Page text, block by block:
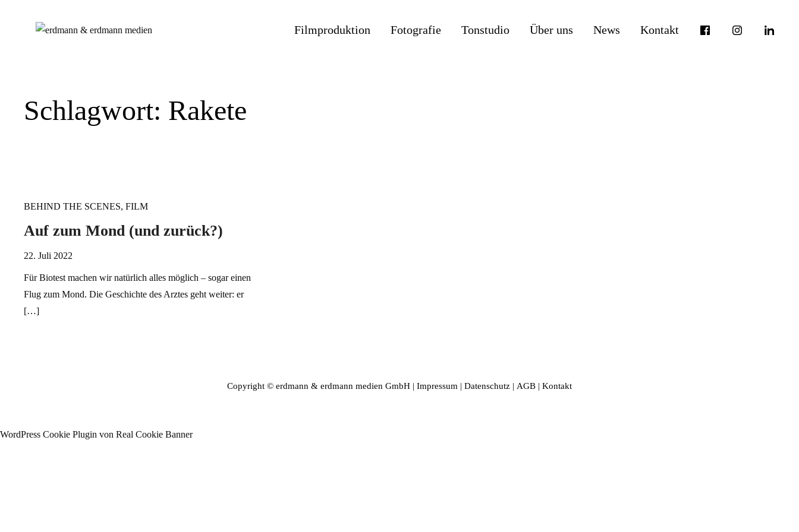
Filmproduktion Fotografie Tonstudio Über uns News Kontakt
Schlagwort: Rakete
BEHIND THE SCENES,FILM
Auf zum Mond (und zurück?)
22. Juli 2022
Für Biotest machen wir natürlich alles möglich – sogar einen
Flug zum Mond. Die Geschichte des Arztes geht weiter: er
[…]
Copyright © erdmann & erdmann medien GmbH | Impressum | Datenschutz | AGB | Kontakt
WordPress Cookie Plugin von Real Cookie Banner